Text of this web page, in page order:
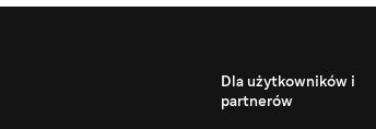
Dla użytkowników i
partnerów